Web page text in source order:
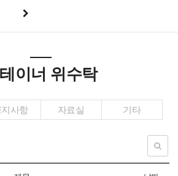
이너 위수탁
사항 자료실 기타